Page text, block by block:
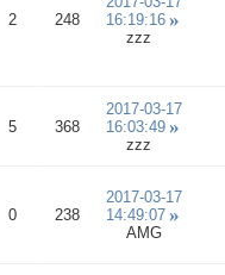
2 248
16:19:16
zzz
5 368
2017-03-17
16:03:49
zzz
0 238
2017-03-17
14:49:07
AMG